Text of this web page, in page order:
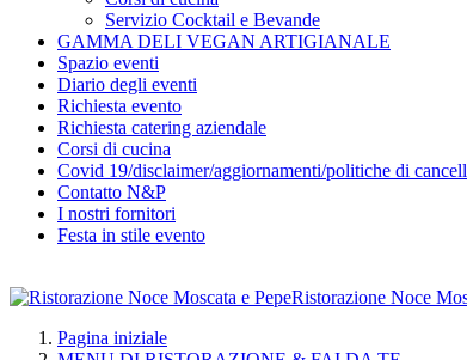
Servizio Cocktail e Bevande
GAMMA DELI VEGAN ARTIGIANALE
Spazio eventi
Diario degli eventi
Richiesta evento
Richiesta catering aziendale
Corsi di cucina
Covid 19/disclaimer/aggiornamenti/politiche di
Contatto N&P
I nostri fornitori
Festa in stile evento
Ristorazione Noce
Pagina iniziale